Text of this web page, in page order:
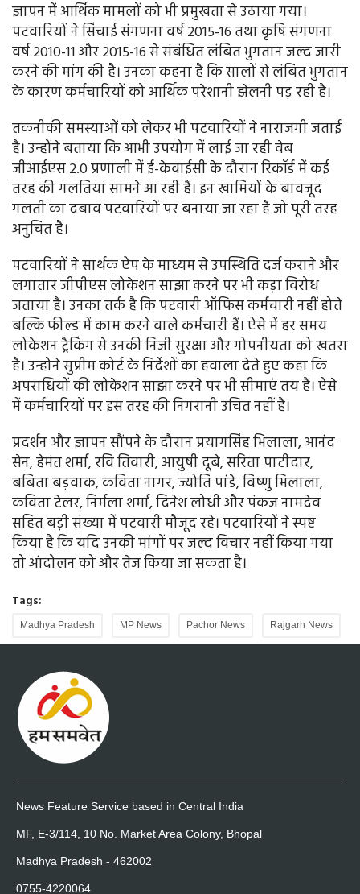
ज्ञापन में आर्थिक मामलों को भी प्रमुखता से उठाया गया।
पटवारियों ने सिंचाई संगणना वर्ष 2015-16 तथा कृषि संगणना
वर्ष 2010-11 और 2015-16 से संबंधित लंबित भुगतान जल्द जारी
करने की मांग की है। उनका कहना है कि सालों से लंबित भुगतान
के कारण कर्मचारियों को आर्थिक परेशानी झेलनी पड़ रही है।
तकनीकी समस्याओं को लेकर भी पटवारियों ने नाराजगी जताई
है। उन्होंने बताया कि आभी उपयोग में लाई जा रही वेब
जीआईएस 2.0 प्रणाली में ई-केवाईसी के दौरान रिकॉर्ड में कई
तरह की गलतियां सामने आ रही हैं। इन खामियों के बावजूद
गलती का दबाव पटवारियों पर बनाया जा रहा है जो पूरी तरह
अनुचित है।
पटवारियों ने सार्थक ऐप के माध्यम से उपस्थिति दर्ज कराने और
लगातार जीपीएस लोकेशन साझा करने पर भी कड़ा विरोध
जताया है। उनका तर्क है कि पटवारी ऑफिस कर्मचारी नहीं होते
बल्कि फील्ड में काम करने वाले कर्मचारी हैं। ऐसे में हर समय
लोकेशन ट्रैकिंग से उनकी निजी सुरक्षा और गोपनीयता को खतरा
है। उन्होंने सुप्रीम कोर्ट के निर्देशों का हवाला देते हुए कहा कि
अपराधियों की लोकेशन साझा करने पर भी सीमाएं तय हैं। ऐसे
में कर्मचारियों पर इस तरह की निगरानी उचित नहीं है।
प्रदर्शन और ज्ञापन सौंपने के दौरान प्रयागसिंह भिलाला, आनंद
सेन, हेमंत शर्मा, रवि तिवारी, आयुषी दूबे, सरिता पाटीदार,
बबिता बड़वाक, कविता नागर, ज्योति पांडे, विष्णु भिलाला,
कविता टेलर, निर्मला शर्मा, दिनेश लोधी और पंकज नामदेव
सहित बड़ी संख्या में पटवारी मौजूद रहे। पटवारियों ने स्पष्ट
किया है कि यदि उनकी मांगों पर जल्द विचार नहीं किया गया
तो आंदोलन को और तेज किया जा सकता है।
Tags:
Madhya Pradesh MP News Pachor News Rajgarh News
News Feature Service based in Central India
MF, E-3/114, 10 No. Market Area Colony, Bhopal
Madhya Pradesh - 462002
0755-4220064